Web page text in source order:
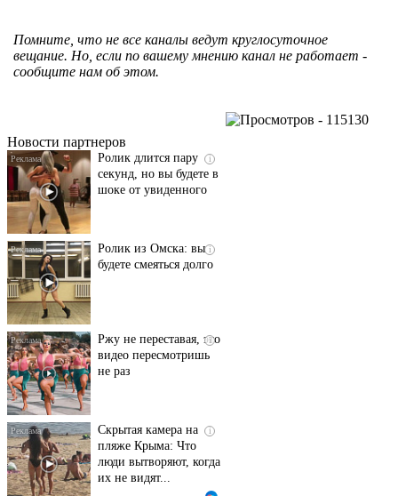
Помните, что не все каналы ведут круглосуточное
вещание. Но, если по вашему мнению канал не работает -
сообщите нам об этом.
- 115130
Новости партнеров
Этот танец невесты
i
Ролик длится пару
секунд, но вы будете в
шоке от увиденного
i
Ролик из Омска: вы
будете смеяться долго
i
Ржу не переставая, это
видео пересмотришь
не раз
i
Скрытая камера на
пляже Крыма: Что
люди вытворяют, когда
их не видят...